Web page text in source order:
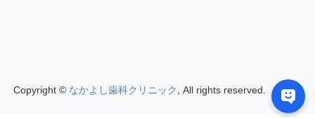
Copyright © なかよし歯科クリニック , All rights reserved.